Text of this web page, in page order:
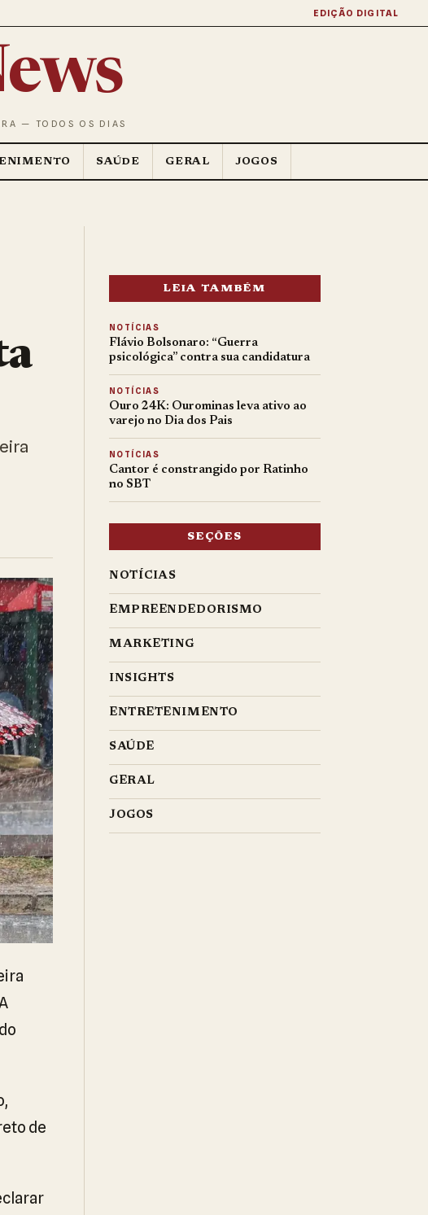
EDIÇÃO DIGITAL
— TODOS OS DIAS
SAÚDE GERAL JOGOS
de
LEIA TAMBÉM
NOTÍCIAS
Flávio Bolsonaro: “Guerra
psicológica” contra sua candidatura
NOTÍCIAS
Ouro 24K: Ourominas leva ativo ao
varejo no Dia dos Pais
NOTÍCIAS
Cantor é constrangido por Ratinho
no SBT
SEÇÕES
NOTÍCIAS
EMPREENDEDORISMO
MARKETING
INSIGHTS
ENTRETENIMENTO
SAÚDE
GERAL
JOGOS